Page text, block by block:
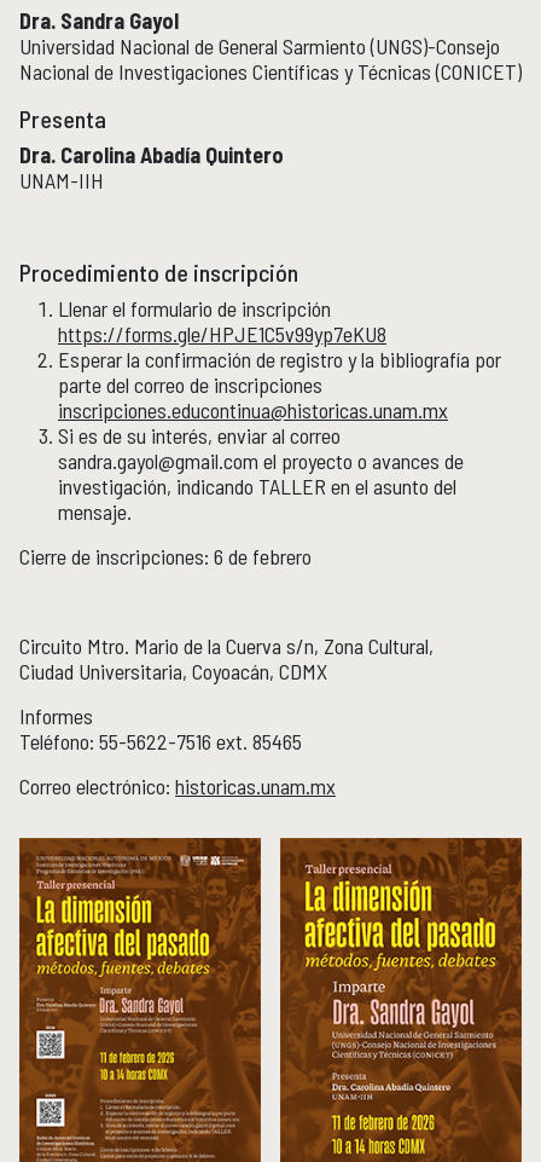
Próximamente
Cursos y diplomados concluidos
Publicaciones y librería
PUBLICACIONES
Novedades editoriales
Revistas académicas
Catálogo 1945-2025
Comunicación Pública de la Historia
COMUNICACIÓN PÚBLICA DE LA HISTORIA
Serie editorial Históricas Comunicación Pública
Podcast Históricas
Cajón de historias
Acervos
BIBLIOTECA
Recursos en línea
Repositorio Institucional Históricas UNAM
UNIDAD OAXACA
Investigación
Docencia y vinculación
Actividades académicas
Género y Ética
GÉNERO Y ÉTICA
Dra. Sandra Gayol
Universidad Nacional de General Sarmiento (UNGS)-Consejo
Nacional de Investigaciones Científicas y Técnicas (CONICET)
Presenta
Dra. Carolina Abadía Quintero
UNAM-IIH
Procedimiento de inscripción
Llenar el formulario de inscripción
https://forms.gle/HPJE1C5v99yp7eKU8
Esperar la confirmación de registro y la bibliografía por
parte del correo de inscripciones
inscripciones.educontinua@historicas.unam.mx
Si es de su interés, enviar al correo
sandra.gayol@gmail.com el proyecto o avances de
investigación, indicando TALLER en el asunto del
mensaje.
Cierre de inscripciones: 6 de febrero
Circuito Mtro. Mario de la Cuerva s/n, Zona Cultural,
Ciudad Universitaria, Coyoacán, CDMX
Informes
Teléfono: 55-5622-7516 ext. 85465
Correo electrónico: historicas.unam.mx